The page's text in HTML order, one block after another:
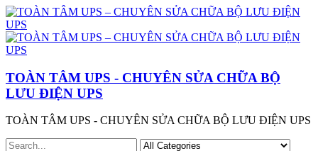
TOÀN TÂM UPS - CHUYÊN SỬA CHỮA BỘ
LƯU ĐIỆN UPS
TOÀN TÂM UPS - CHUYÊN SỬA CHỮA BỘ LƯU ĐIỆN UPS